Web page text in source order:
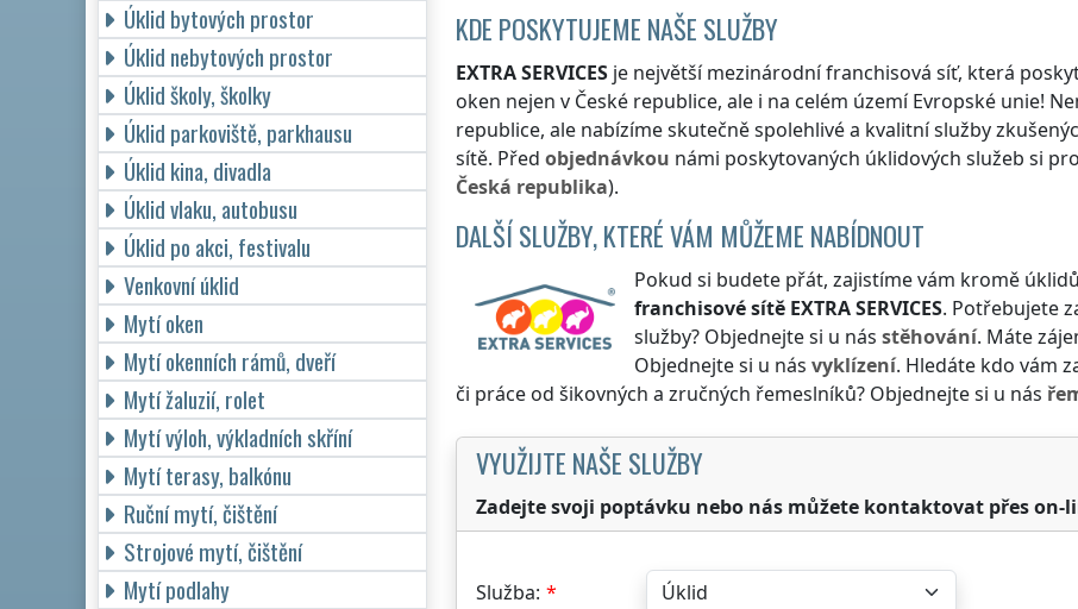
KDE POSKYTUJEME NAŠE SLUŽBY
EXTRA SERVICES je největší mezinárodní franchisová síť, která
oken nejen v České republice, ale i na celém území Evropské unie!
republice, ale nabízíme skutečně spolehlivé a kvalitní služby
sítě. Před objednávkou námi poskytovaných úklidových služeb si
Česká republika).
DALŠÍ SLUŽBY, KTERÉ VÁM MŮŽEME NABÍDNOUT
Pokud si budete přát, zajistíme vám kromě
franchisové sítě EXTRA SERVICES. Potřebujete
služby? Objednejte si u nás stěhování. Máte
Objednejte si u nás vyklízení. Hledáte kdo vám
či práce od šikovných a zručných řemeslníků? Objednejte si u nás
VYUŽIJTE NAŠE SLUŽBY
Zadejte svoji poptávku nebo nás můžete kontaktovat přes on-
Služba:
Úklid bytových prostor
Úklid nebytových prostor
Úklid školy, školky
Úklid parkoviště, parkhausu
Úklid kina, divadla
Úklid vlaku, autobusu
Úklid po akci, festivalu
Venkovní úklid
Mytí oken
Mytí okenních rámů, dveří
Mytí žaluzií, rolet
Mytí výloh, výkladních skříní
Mytí terasy, balkónu
Ruční mytí, čištění
Strojové mytí, čištění
Mytí podlahy